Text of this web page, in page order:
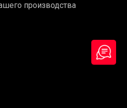
производства